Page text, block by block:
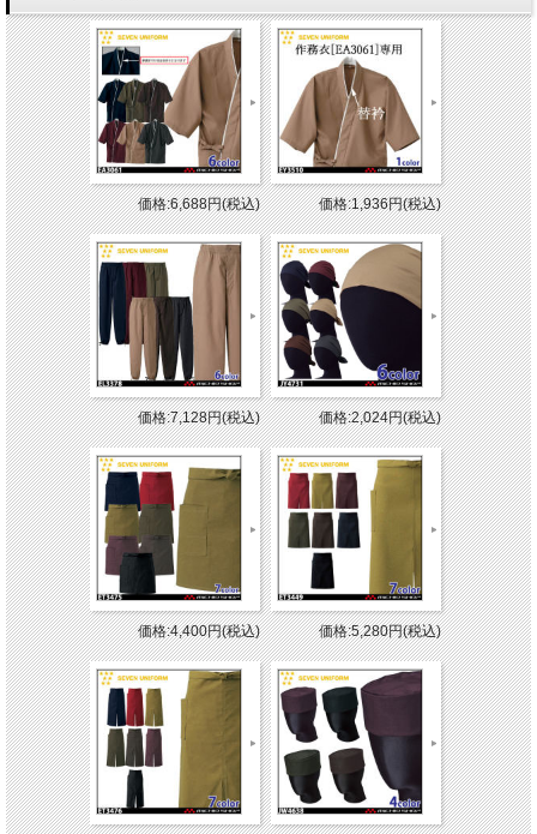
価格:6,688円(税込) 価格:1,936円(税込)
価格:7,128円(税込) 価格:2,024円(税込)
価格:4,400円(税込) 価格:5,280円(税込)